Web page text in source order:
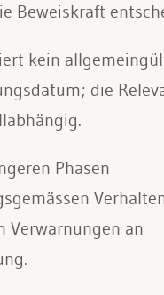
Beweiskraft
kein
die
Phasen
Verwarnungen an